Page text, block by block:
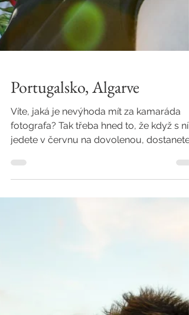
Portugalsko, Algarve
Víte, jaká je nevýhoda mít za kamaráda
fotky na...